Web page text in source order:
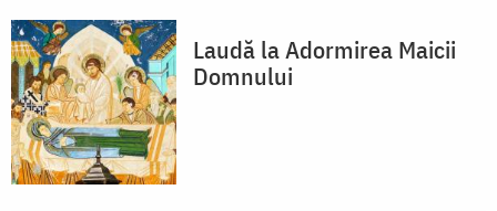
Laudă la Adormirea Maicii
Domnului